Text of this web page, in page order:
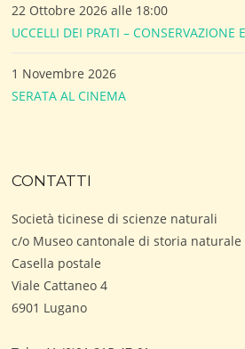
22 Ottobre 2026 alle 18:00
UCCELLI DEI PRATI – CONSERVAZIONE
1 Novembre 2026
SERATA AL CINEMA
CONTATTI
Società ticinese di scienze naturali
c/o Museo cantonale di storia naturale
Casella postale
Viale Cattaneo 4
6901 Lugano